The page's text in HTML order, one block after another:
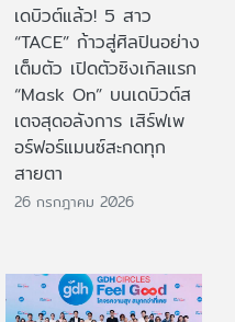
เดบิวต์แล้ว! 5 สาว
“TACE” ก้าวสู่ศิลปินอย่าง
เต็มตัว เปิดตัวซิงเกิลแรก
“Mask On” บนเดบิวต์ส
เตจสุดอลังการ เสิร์ฟเพ
อร์ฟอร์แมนซ์สะกดทุก
สายตา
26 กรกฎาคม 2026